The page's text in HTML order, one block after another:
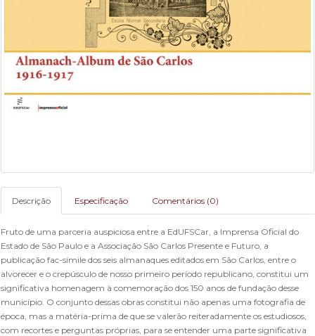
Descrição Especificação Comentários (0)
Fruto de uma parceria auspiciosa entre a EdUFSCar, a Imprensa Oficial do
Estado de São Paulo e a Associação São Carlos Presente e Futuro, a
publicação fac-símile dos seis almanaques editados em São Carlos, entre o
alvorecer e o crepúsculo de nosso primeiro período republicano, constitui um
significativa homenagem à comemoração dos 150 anos de fundação desse
município. O conjunto dessas obras constitui não apenas uma fotografia de
época, mas a matéria-prima de que se valerão reiteradamente os estudiosos,
com recortes e perguntas próprias, para se entender uma parte significativa